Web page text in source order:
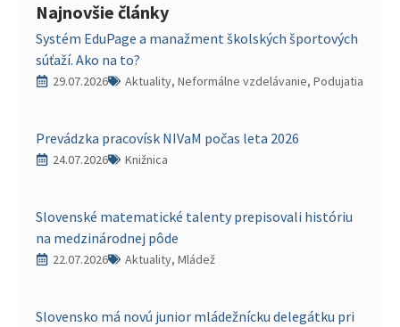
Najnovšie články
Systém EduPage a manažment školských športových
súťaží. Ako na to?
29.07.2026 Aktuality, Neformálne vzdelávanie, Podujatia
Prevádzka pracovísk NIVaM počas leta 2026
24.07.2026 Knižnica
Slovenské matematické talenty prepisovali históriu
na medzinárodnej pôde
22.07.2026 Aktuality, Mládež
Slovensko má novú junior mládežnícku delegátku pri